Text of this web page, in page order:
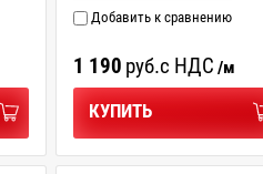
Добавить к сравнению
1 190 руб.с НДС /м
КУПИТЬ